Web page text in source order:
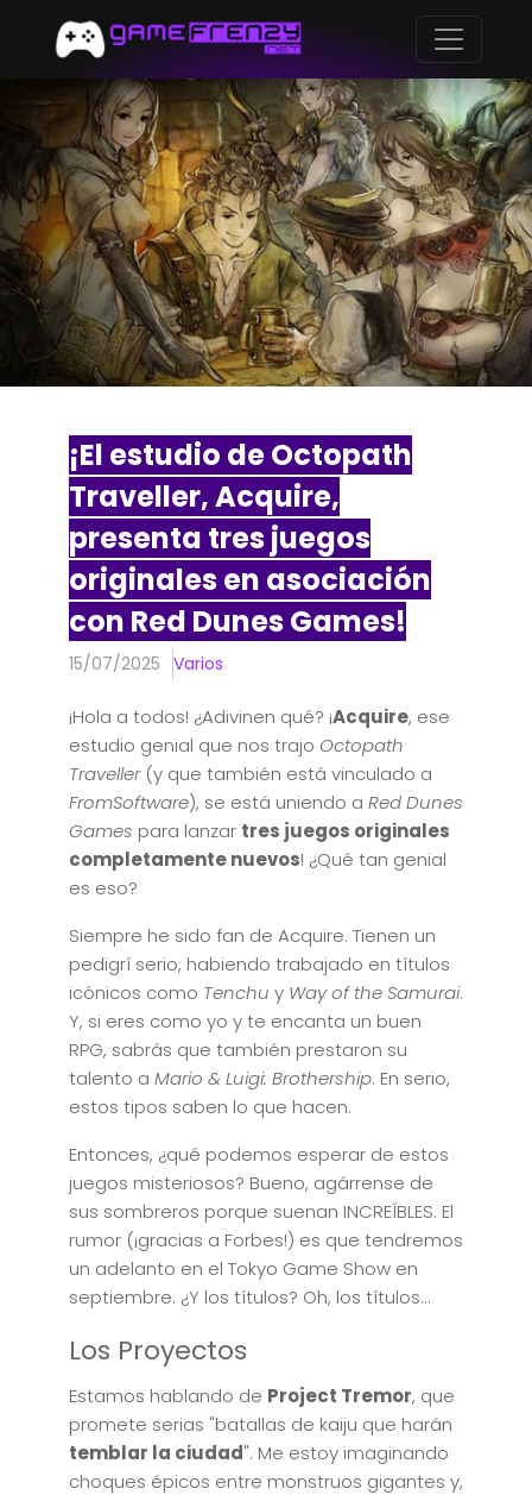
¡El estudio de Octopath
Traveller, Acquire,
presenta tres juegos
originales en asociación
con Red Dunes Games!
15/07/2025 Varios
¡Hola a todos! ¿Adivinen qué? ¡Acquire, ese
estudio genial que nos trajo Octopath
Traveller(y que también está vinculado a
FromSoftware), se está uniendo a Red Dunes
Games para lanzar tres juegos originales
completamente nuevos! ¿Qué tan genial
es eso?
Siempre he sido fan de Acquire. Tienen un
pedigrí serio, habiendo trabajado en títulos
icónicos como Tenchu y Way of the Samurai.
Y, si eres como yo y te encanta un buen
RPG, sabrás que también prestaron su
talento a Mario & Luigi: Brothership. En serio,
estos tipos saben lo que hacen.
Entonces, ¿qué podemos esperar de estos
juegos misteriosos? Bueno, agárrense de
sus sombreros porque suenan INCREÍBLES. El
rumor (¡gracias a Forbes!) es que tendremos
un adelanto en el Tokyo Game Show en
septiembre. ¿Y los títulos? Oh, los títulos...
Los Proyectos
Estamos hablando de Project Tremor, que
promete serias "batallas de kaiju que harán
temblar la ciudad". Me estoy imaginando
choques épicos entre monstruos gigantes y,